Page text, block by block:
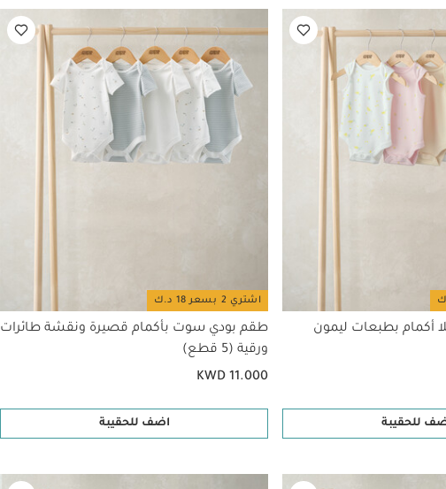
أكمام بطبعات ليمون
للحقيبة
اشتري 2 بسعر 18 د.ك
طقم بودي سوت بأكمام قصيرة ونقشة طائرات
ورقية (5 قطع)
KWD 11.000
اضف للحقيبة